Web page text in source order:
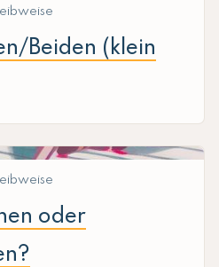
Beiden (klein
oder